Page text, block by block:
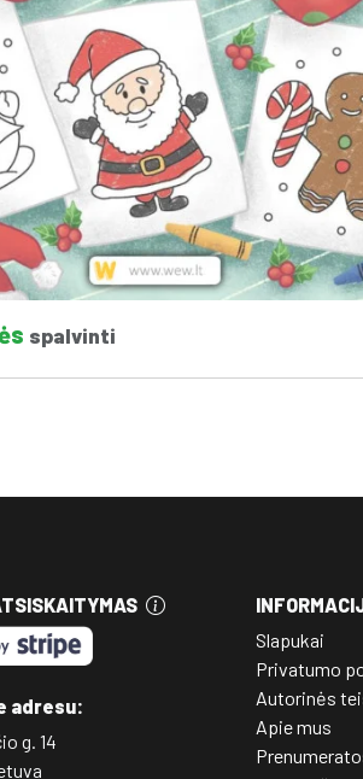
spalvinti
adresu:
g. 14
Slapukai
Privatumo
Autorinės
Apie mus